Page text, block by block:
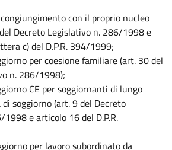
con il proprio nucleo
Decreto Legislativo n. 286/1998 e
c) del D.P.R. 394/1999;
per coesione familiare (art. 30 del
n. 286/1998);
CE per soggiornanti di lungo
soggiorno (art. 9 del Decreto
e articolo 16 del D.P.R.
per lavoro subordinato da